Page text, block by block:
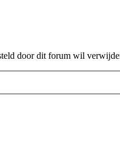
door dit forum wil